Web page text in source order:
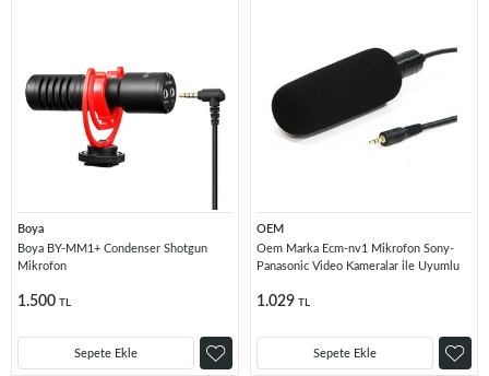
Boya
Boya BY-MM1+ Condenser Shotgun
Mikrofon
1.500 TL
Sepete Ekle
OEM
Oem Marka Ecm-nv1 Mikrofon Sony-
Panasonic Video Kameralar ile Uyumlu
1.029 TL
Sepete Ekle